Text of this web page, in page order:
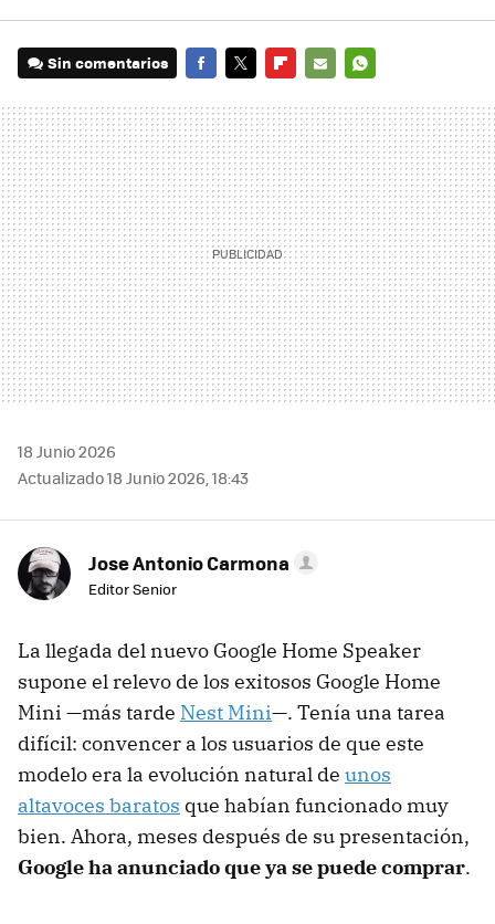
Sin comentarios
MAIL
18 Junio 2026
Actualizado 18 Junio 2026, 18:43
Jose Antonio Carmona
Editor Senior
La llegada del nuevo Google Home Speaker
supone el relevo de los exitosos Google Home
Mini —más tarde Nest Mini—. Tenía una tarea
difícil: convencer a los usuarios de que este
modelo era la evolución natural de unos
altavoces baratos que habían funcionado muy
bien. Ahora, meses después de su presentación,
Google ha anunciado que ya se puede comprar.